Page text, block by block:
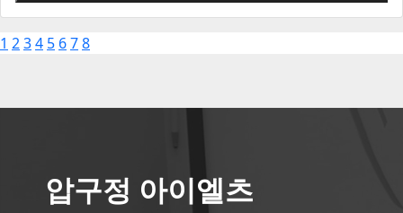
1 234 5 678
압구정 아이엘츠